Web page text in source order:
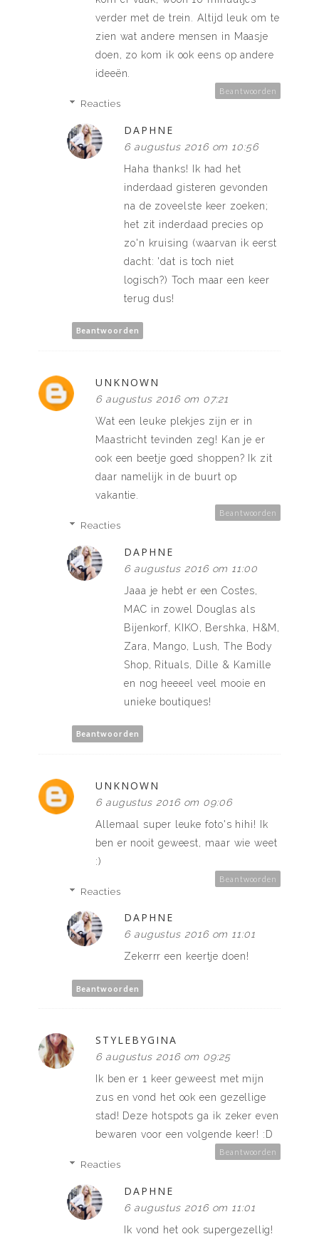
verder met de trein. Altijd leuk om te
zien wat andere mensen in Maasje
doen, zo kom ik ook eens op andere
ideeën.
Beantwoorden
Reacties
DAPHNE
6 augustus 2016 om 10:56
Haha thanks! Ik had het
inderdaad gisteren gevonden
na de zoveelste keer zoeken;
het zit inderdaad precies op
zo'n kruising (waarvan ik eerst
dacht: 'dat is toch niet
logisch?) Toch maar een keer
terug dus!
Beantwoorden
UNKNOWN
6 augustus 2016 om 07:21
Wat een leuke plekjes zijn er in
Maastricht tevinden zeg! Kan je er
ook een beetje goed shoppen? Ik zit
daar namelijk in de buurt op
vakantie.
Beantwoorden
Reacties
DAPHNE
6 augustus 2016 om 11:00
Jaaa je hebt er een Costes,
MAC in zowel Douglas als
Bijenkorf, KIKO, Bershka, H&M,
Zara, Mango, Lush, The Body
Shop, Rituals, Dille & Kamille
en nog heeeel veel mooie en
unieke boutiques!
Beantwoorden
UNKNOWN
6 augustus 2016 om 09:06
Allemaal super leuke foto's hihi! Ik
ben er nooit geweest, maar wie weet
:)
Beantwoorden
Reacties
DAPHNE
6 augustus 2016 om 11:01
Zekerrr een keertje doen!
Beantwoorden
STYLEBYGINA
6 augustus 2016 om 09:25
Ik ben er 1 keer geweest met mijn
zus en vond het ook een gezellige
stad! Deze hotspots ga ik zeker even
bewaren voor een volgende keer! :D
Beantwoorden
Reacties
DAPHNE
6 augustus 2016 om 11:01
Ik vond het ook supergezellig!